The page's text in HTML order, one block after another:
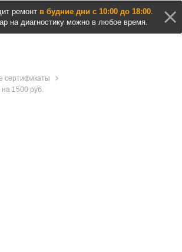
ремонт в будние дни с 10:00 до 18:00.
на диагностику можно в любое время.
сертификаты
1500 руб.